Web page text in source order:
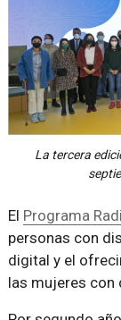
La tercera
El Programa
personas con
digital y el
las mujeres con